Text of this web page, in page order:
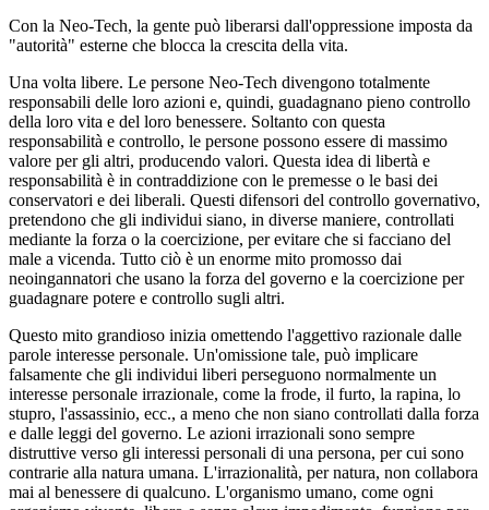
Con la Neo-Tech, la gente può liberarsi dall'oppressione imposta da
"autorità" esterne che blocca la crescita della vita.
Una volta libere. Le persone Neo-Tech divengono totalmente
responsabili delle loro azioni e, quindi, guadagnano pieno controllo
della loro vita e del loro benessere. Soltanto con questa
responsabilità e controllo, le persone possono essere di massimo
valore per gli altri, producendo valori. Questa idea di libertà e
responsabilità è in contraddizione con le premesse o le basi dei
conservatori e dei liberali. Questi difensori del controllo governativo,
pretendono che gli individui siano, in diverse maniere, controllati
mediante la forza o la coercizione, per evitare che si facciano del
male a vicenda. Tutto ciò è un enorme mito promosso dai
neoingannatori che usano la forza del governo e la coercizione per
guadagnare potere e controllo sugli altri.
Questo mito grandioso inizia omettendo l'aggettivo razionale dalle
parole interesse personale. Un'omissione tale, può implicare
falsamente che gli individui liberi perseguono normalmente un
interesse personale irrazionale, come la frode, il furto, la rapina, lo
stupro, l'assassinio, ecc., a meno che non siano controllati dalla forza
e dalle leggi del governo. Le azioni irrazionali sono sempre
distruttive verso gli interessi personali di una persona, per cui sono
contrarie alla natura umana. L'irrazionalità, per natura, non collabora
mai al benessere di qualcuno. L'organismo umano, come ogni